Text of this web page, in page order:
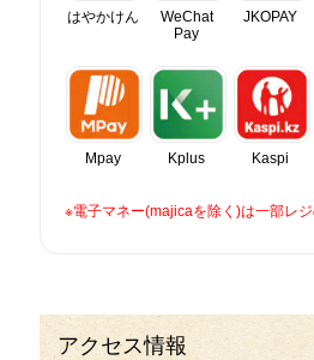
はやかけん
WeChat
Pay
JKOPAY
Mpay Kplus Kaspi
※電子マネー(majicaを除く)は一部レ
アクセス情報